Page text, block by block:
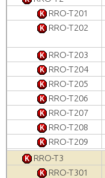
RRO-T201
RRO-T202
RRO-T203
RRO-T204
RRO-T205
RRO-T206
RRO-T207
RRO-T208
RRO-T209
RRO-T3
RRO-T301